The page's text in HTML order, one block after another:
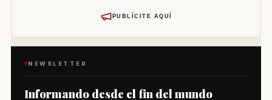
PUBLÍCITE AQUÍ
NEWSLETTER
Informando desde el fin del mundo